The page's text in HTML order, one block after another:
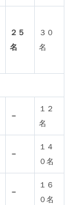
２５
名
３０
名
－
１２
名
－
１４
０名
－
１６
０名